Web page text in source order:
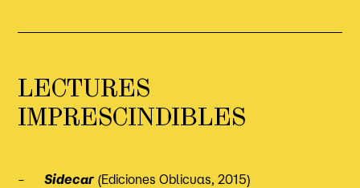
LECTURES
IMPRESCINDIBLES
–Sidecar (Ediciones Oblicuas, 2015)